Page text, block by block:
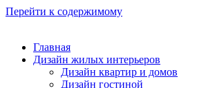
Перейти к содержимому
Главная
Дизайн жилых интерьеров
Дизайн квартир и домов
Дизайн гостиной